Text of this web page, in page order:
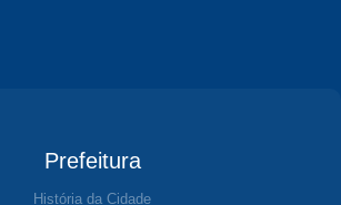
Prefeitura
História da Cidade